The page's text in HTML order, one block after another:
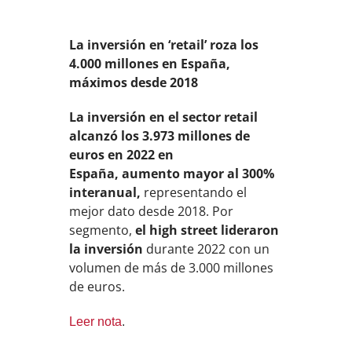
La inversión en ‘retail’ roza los
4.000 millones en España,
máximos desde 2018
La inversión en el sector retail
alcanzó los 3.973 millones de
euros en 2022 en
España, aumento mayor al 300%
interanual, representando el
mejor dato desde 2018. Por
segmento,el high street lideraron
la inversión durante 2022 con un
volumen de más de 3.000 millones
de euros.
Leer nota.